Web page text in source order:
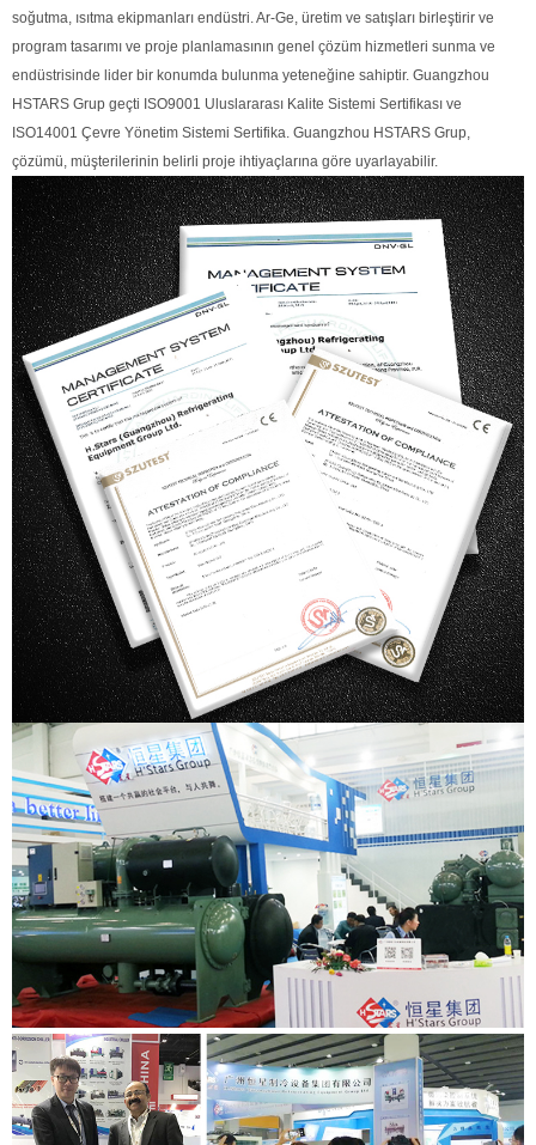
soğutma, ısıtma ekipmanları endüstri. Ar-Ge, üretim ve satışları birleştirir ve
program tasarımı ve proje planlamasının genel çözüm hizmetleri sunma ve
endüstrisinde lider bir konumda bulunma yeteneğine sahiptir. Guangzhou
HSTARS Grup geçti ISO9001 Uluslararası Kalite Sistemi Sertifikası ve
ISO14001 Çevre Yönetim Sistemi Sertifika. Guangzhou HSTARS Grup,
çözümü, müşterilerinin belirli proje ihtiyaçlarına göre uyarlayabilir.